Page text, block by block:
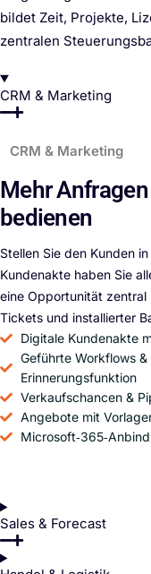
bildet Zeit, Projekte,
zentralen
CRM & Marketing
CRM & Marketing
Mehr
bedienen
Stellen Sie den Kunden
Kundenakte haben Sie
eine Opportunität zentral
Tickets und installierter
Digitale Kundenakte
Geführte Workflows
Erinnerungsfunktion
Verkaufschancen &
Angebote mit
Sales & Forecast